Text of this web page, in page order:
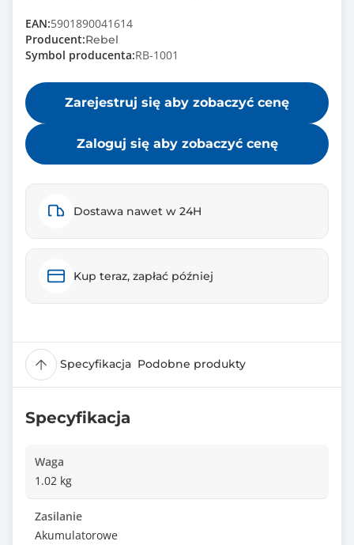
EAN:5901890041614
Producent:Rebel
Symbol producenta:RB-1001
Zarejestruj się aby zobaczyć cenę
Zaloguj się aby zobaczyć cenę
Dostawa nawet w 24H
Kup teraz, zapłać później
Specyfikacja Podobne produkty
Specyfikacja
Waga
1.02 kg
Zasilanie
Akumulatorowe